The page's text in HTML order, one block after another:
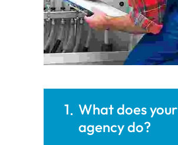
1 What does your
agency do?